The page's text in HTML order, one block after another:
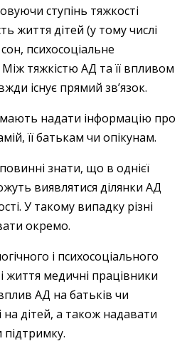
ступінь тяжкості
життя дітей (у тому числі
психосоціальне
тяжкістю АД та її впливом
існує прямий зв’язок.
надати інформацію про
її батькам чи опікунам.
знати, що в однієї
виявлятися ділянки АД
У такому випадку різні
окремо.
і психосоціального
життя медичні працівники
АД на батьків чи
на дітей, а також надавати
підтримку.